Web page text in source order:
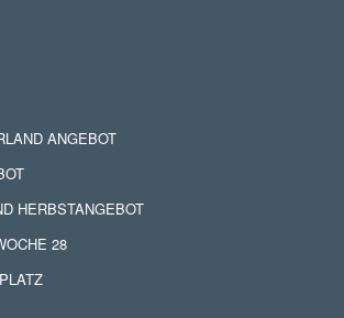
ANGEBOT
HERBSTANGEBOT
28